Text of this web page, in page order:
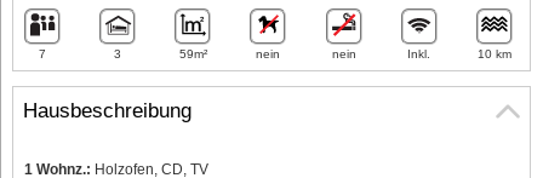
Hausbeschreibung
1 Wohnz.: Holzofen, CD, TV
7 3 59m² nein nein Inkl. 10 km